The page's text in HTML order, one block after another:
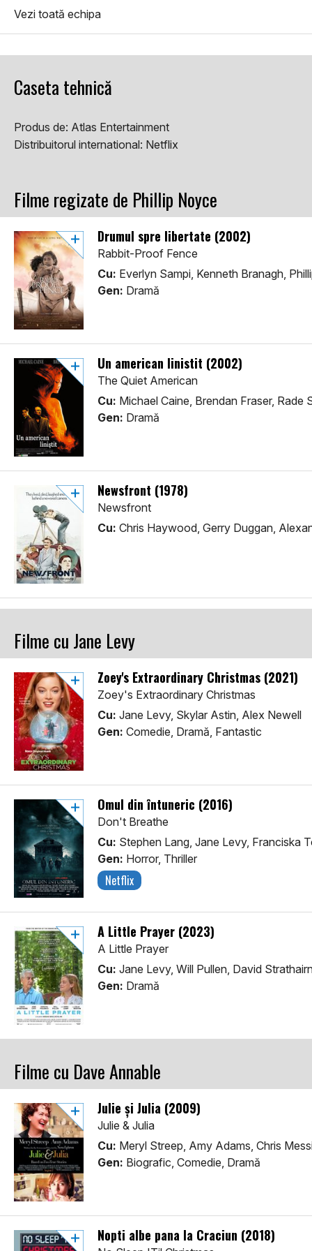
Vezi toată echipa
Caseta tehnică
Produs de: Atlas Entertainment
Distribuitorul international: Netflix
Filme regizate de Phillip Noyce
Drumul spre libertate (2002)
Rabbit-Proof Fence
Cu: Everlyn Sampi, Kenneth Branagh,
Gen: Dramă
Un american linistit (2002)
The Quiet American
Cu: Michael Caine, Brendan Fraser, Rade
Gen: Dramă
Newsfront (1978)
Newsfront
Cu: Chris Haywood, Gerry Duggan,
Filme cu Jane Levy
Zoey's Extraordinary Christmas (2021)
Zoey's Extraordinary Christmas
Cu: Jane Levy, Skylar Astin, Alex Newell
Gen: Comedie, Dramă, Fantastic
Omul din întuneric (2016)
Don't Breathe
Cu: Stephen Lang, Jane Levy, Franciska
Gen: Horror, Thriller
Netflix
A Little Prayer (2023)
A Little Prayer
Cu: Jane Levy, Will Pullen, David
Gen: Dramă
Filme cu Dave Annable
Julie și Julia (2009)
Julie & Julia
Cu: Meryl Streep, Amy Adams, Chris
Gen: Biografic, Comedie, Dramă
Nopti albe pana la Craciun (2018)